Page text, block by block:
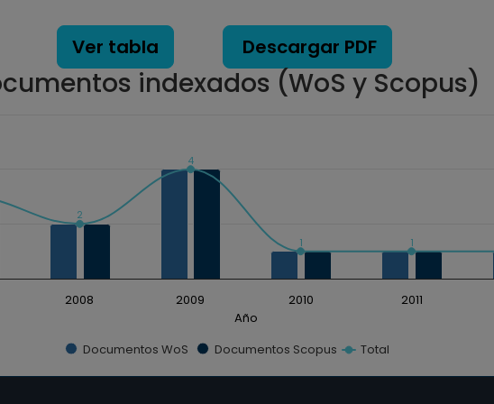
Ver tabla Descargar PDF
indexados (WoS y Scopus)
Data ranges from 0 to 4.
Año
2
4
1 1
Documentos WoS Documentos Scopus Total
2008 2009 2010 2011